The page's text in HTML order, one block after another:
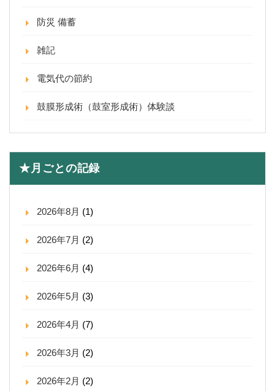
防災 備蓄
雑記
電気代の節約
鼓膜形成術（鼓室形成術）体験談
★月ごとの記録
2026年8月 (1)
2026年7月 (2)
2026年6月 (4)
2026年5月 (3)
2026年4月 (7)
2026年3月 (2)
2026年2月 (2)